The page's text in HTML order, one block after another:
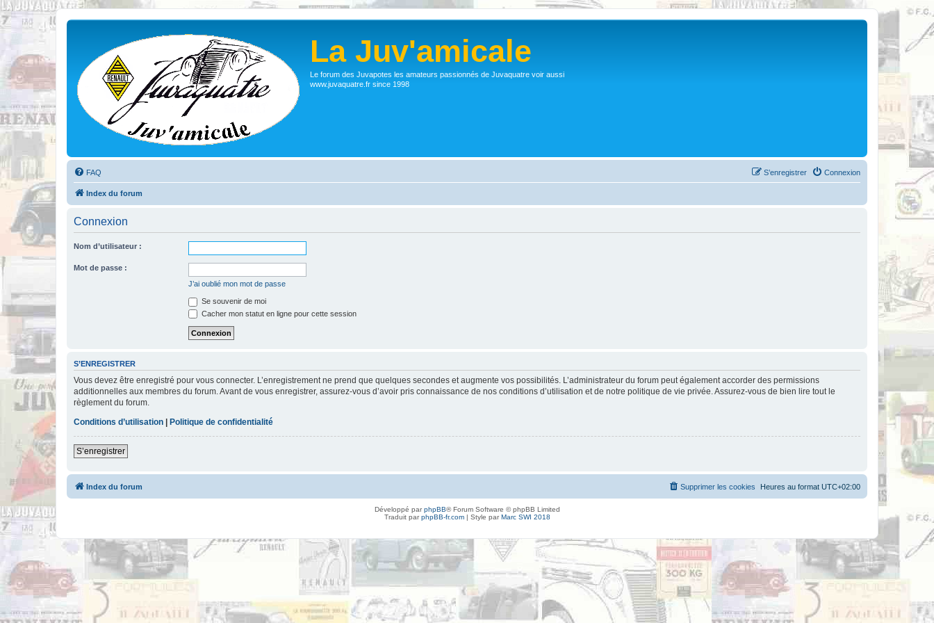
La Juv'amicale
Le forum des Juvapotes les amateurs passionnés de Juvaquatre voir aussi
www.juvaquatre.fr since 1998
FAQ Connexion
S’enregistrer
Index du forum
Connexion
Nom d’utilisateur :
Mot de passe :
J’ai oublié mon mot de passe
Se souvenir de moi
Cacher mon statut en ligne pour cette session
S’ENREGISTRER
Vous devez être enregistré pour vous connecter. L’enregistrement ne prend que quelques secondes et augmente vos possibilités. L’administrateur du forum peut également accorder des permissions
additionnelles aux membres du forum. Avant de vous enregistrer, assurez-vous d’avoir pris connaissance de nos conditions d’utilisation et de notre politique de vie privée. Assurez-vous de bien lire tout le
règlement du forum.
Conditions d’utilisation | Politique de confidentialité
S’enregistrer
Index du forum Heures au format UTC+02:00
Supprimer les cookies
Développé parphpBB® Forum Software © phpBB Limited
Traduit parphpBB-fr.com| Style parMarc SWI 2018